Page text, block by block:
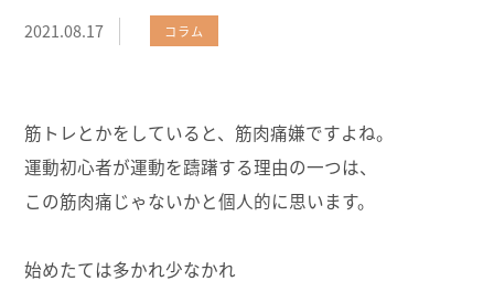
2021.08.17 コラム
筋トレとかをしていると、筋肉痛嫌ですよね。
運動初心者が運動を躊躇する理由の一つは、
この筋肉痛じゃないかと個人的に思います。
始めたては多かれ少なかれ